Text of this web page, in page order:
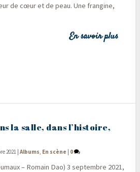
de cœur et de peau. Une fran­gine,
En savoir plus
la salle, dans l’histoire,
2021 |Albums, En scène 0
– Romain Dao) 3 sep­tembre 2021,